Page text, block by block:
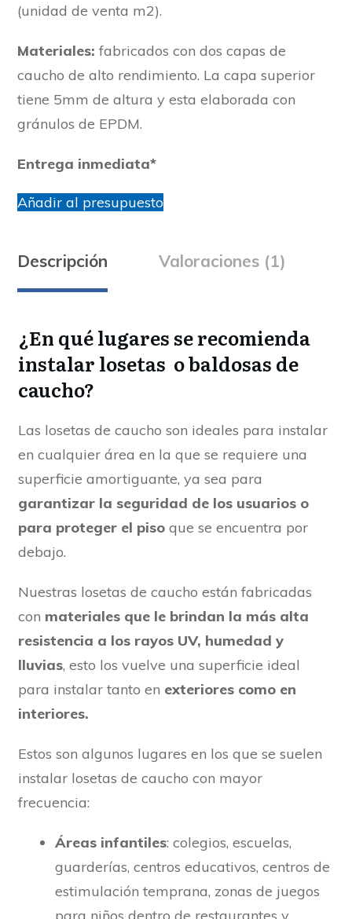
(unidad de venta m2).
Materiales: fabricados con dos capas de
caucho de alto rendimiento. La capa superior
tiene 5mm de altura y esta elaborada con
gránulos de EPDM.
Entrega inmediata*
Añadir al presupuesto
Descripción Valoraciones (1)
¿En qué lugares se recomienda
instalar losetas o baldosas de
caucho?
Las losetas de caucho son ideales para instalar
en cualquier área en la que se requiere una
superficie amortiguante, ya sea para
garantizar la seguridad de los usuarios o
para proteger el piso que se encuentra por
debajo.
Nuestras losetas de caucho están fabricadas
con materiales que le brindan la más alta
resistencia a los rayos UV, humedad y
lluvias, esto los vuelve una superficie ideal
para instalar tanto en exteriores como en
interiores.
Estos son algunos lugares en los que se suelen
instalar losetas de caucho con mayor
frecuencia:
Áreas infantiles: colegios, escuelas,
guarderías, centros educativos, centros de
estimulación temprana, zonas de juegos
para niños dentro de restaurantes y